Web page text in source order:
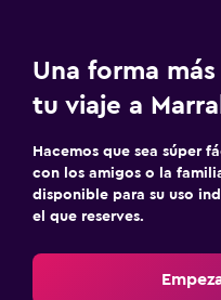
Una forma
tu viaje a
Hacemos que sea súper
con los amigos o la
disponible para su uso
el que reserves.